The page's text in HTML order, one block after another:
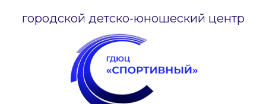
городской детско-юношеский центр